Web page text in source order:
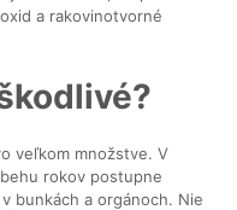
a rakovinotvorné
veľkom množstve. V
rokov postupne
bunkách a orgánoch. Nie